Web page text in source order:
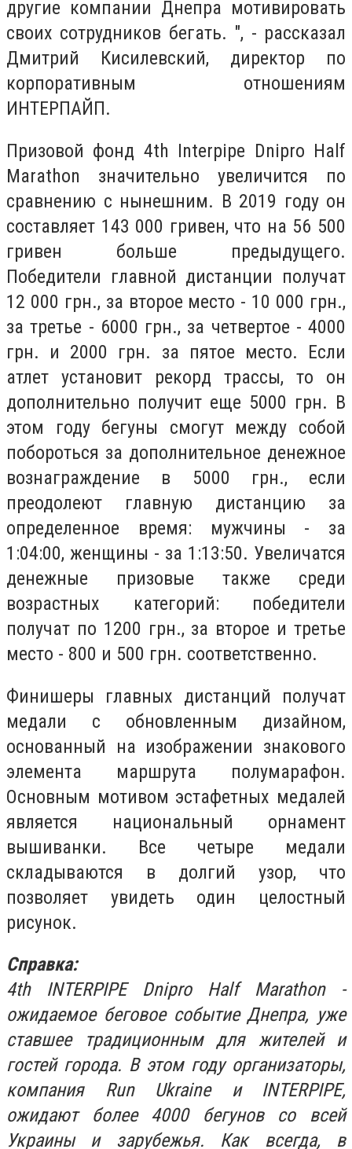
другие компании Днепра мотивировать
своих сотрудников бегать. ", - рассказал
Дмитрий Кисилевский, директор по
корпоративным отношениям
ИНТЕРПАЙП.
Призовой фонд 4th Interpipe Dnipro Half
Marathon значительно увеличится по
сравнению с нынешним. В 2019 году он
составляет 143 000 гривен, что на 56 500
гривен больше предыдущего.
Победители главной дистанции получат
12 000 грн., за второе место - 10 000 грн.,
за третье - 6000 грн., за четвертое - 4000
грн. и 2000 грн. за пятое место. Если
атлет установит рекорд трассы, то он
дополнительно получит еще 5000 грн. В
этом году бегуны смогут между собой
побороться за дополнительное денежное
вознаграждение в 5000 грн., если
преодолеют главную дистанцию за
определенное время: мужчины - за
1:04:00, женщины - за 1:13:50. Увеличатся
денежные призовые также среди
возрастных категорий: победители
получат по 1200 грн., за второе и третье
место - 800 и 500 грн. соответственно.
Финишеры главных дистанций получат
медали с обновленным дизайном,
основанный на изображении знакового
элемента маршрута полумарафон.
Основным мотивом эстафетных медалей
является национальный орнамент
вышиванки. Все четыре медали
складываются в долгий узор, что
позволяет увидеть один целостный
рисунок.
Справка:
4th INTERPIPE Dnipro Half Marathon -
ожидаемое беговое событие Днепра, уже
ставшее традиционным для жителей и
гостей города. В этом году организаторы,
компания Run Ukraine и INTERPIPE,
ожидают более 4000 бегунов со всей
Украины и зарубежья. Как всегда, в